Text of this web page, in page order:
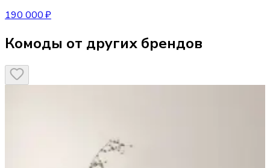
190 000 ₽
Комоды от других брендов